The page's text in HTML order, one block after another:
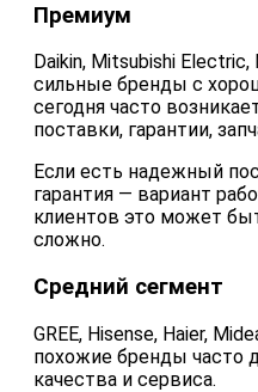
Премиум
Daikin, Mitsubishi
сильные бренды с
сегодня часто
поставки, гарантии,
Если есть надежный
гарантия — вариант
клиентов это может
сложно.
Средний сегмент
GREE, Hisense, Haier,
похожие бренды часто
качества и сервиса.